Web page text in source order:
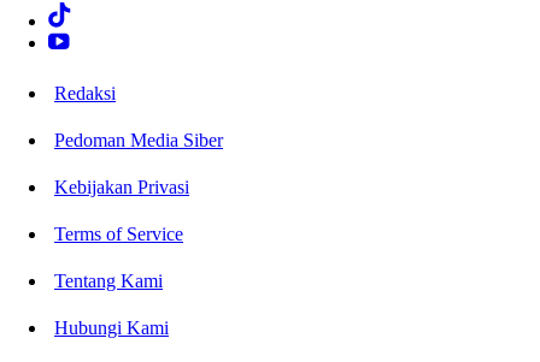
Redaksi
Pedoman Media Siber
Kebijakan Privasi
Terms of Service
Tentang Kami
Hubungi Kami